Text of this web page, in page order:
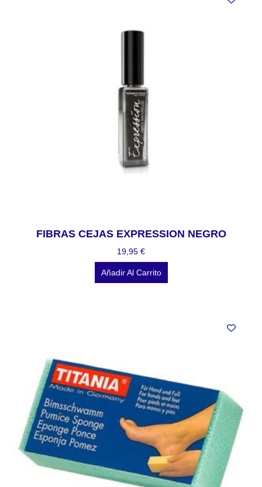
FIBRAS CEJAS EXPRESSION NEGRO
19,95 €
Añadir Al Carrito